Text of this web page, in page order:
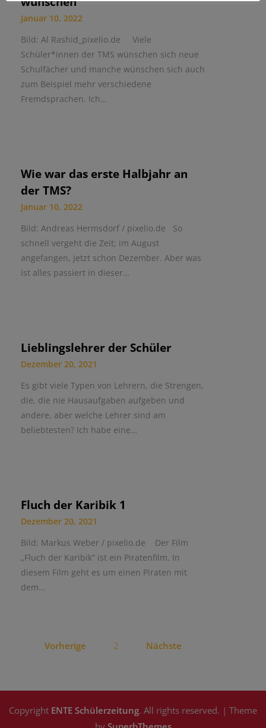
Januar 10, 2022
Bild: Al Rashid_pixelio.de Viele
Schüler*innen der TMS wünschen sich neue
Schulfächer und manche wünschen sich auch
zum Beispiel mehr verschiedene
Fremdsprachen. Ich…
Wie war das erste Halbjahr an
der TMS?
Januar 10, 2022
Bild: Andreas Hermsdorf / pixelio.de So
schnell vergeht die Zeit; im August
angefangen, jetzt schon Dezember. Aber was
ist alles passiert in dieser…
Lieblingslehrer der Schüler
Dezember 20, 2021
Es gibt viele Typen von Lehrern, die Strengen,
die, die nie Hausaufgaben aufgeben und
andere, aber welche Lehrer sind am
beliebtesten? Ich habe eine…
Fluch der Karibik 1
Dezember 20, 2021
Bild: Markus Weber / pixelio.de Der Film
„Fluch der Karibik“ ist ein Piratenfilm. In
diesem Film geht es um einen Piraten mit
dem…
Vorherige 2 Nächste
Copyright ENTE Schülerzeitung. All rights reserved. | Theme